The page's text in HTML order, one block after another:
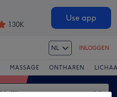
130K
Use app
NL INLOGGEN
MASSAGE ONTHAREN